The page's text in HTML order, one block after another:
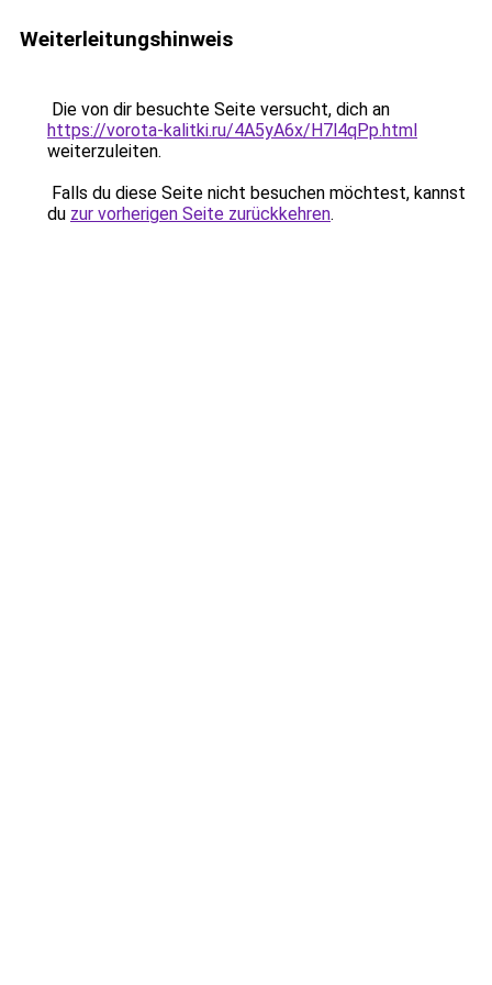
Weiterleitungshinweis
Die von dir besuchte Seite versucht, dich an
https://vorota-kalitki.ru/4A5yA6x/H7l4qPp.html
weiterzuleiten.
Falls du diese Seite nicht besuchen möchtest, kannst
du zur vorherigen Seite zurückkehren.